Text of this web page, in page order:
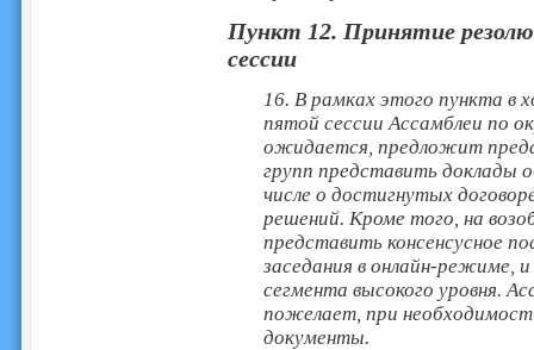
Пункт 12. Принятие
сессии
16. В рамках этого пункта в
пятой сессии Ассамблеи по
ожидается, предложит
групп представить доклады
числе о достигнутых
решений. Кроме того, на
представить консенсусное
заседания в онлайн-режиме,
сегмента высокого уровня.
пожелает, при
документы.